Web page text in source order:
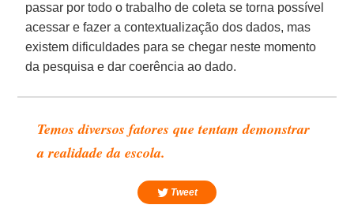
passar por todo o trabalho de coleta se torna possível
acessar e fazer a contextualização dos dados, mas
existem dificuldades para se chegar neste momento
da pesquisa e dar coerência ao dado.
Temos diversos fatores que tentam demonstrar
a realidade da escola.
Tweet